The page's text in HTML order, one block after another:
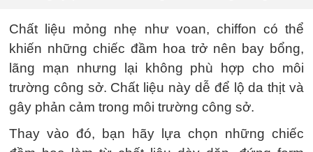
Chất liệu mỏng nhẹ như voan, chiffon có thể
khiến những chiếc đầm hoa trở nên bay bổng,
lãng mạn nhưng lại không phù hợp cho môi
trường công sở. Chất liệu này dễ để lộ da thịt và
gây phản cảm trong môi trường công sở.
Thay vào đó, bạn hãy lựa chọn những chiếc